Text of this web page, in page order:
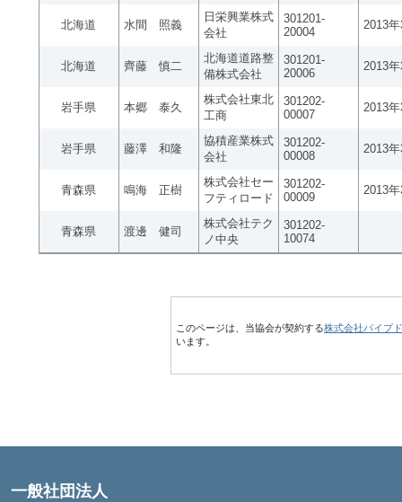
北海道 水間 照義
日栄興業株式
会社
301201-
20004
2013
北海道 齊藤 慎二
北海道道路整
備株式会社
301201-
20006
2013
岩手県 本郷 泰久
株式会社東北
工商
301202-
00007
2013
岩手県 藤澤 和隆
協積産業株式
会社
301202-
00008
2013
青森県 鳴海 正樹
株式会社セー
フティロード
301202-
00009
2013
青森県 渡邊 健司
株式会社テク
ノ中央
301202-
10074
このページは、当協会が契約する株式会社パイプ
います。
一般社団法人